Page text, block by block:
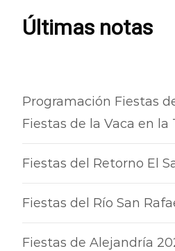
Últimas notas
Programación Fiestas
Fiestas de la Vaca en la
Fiestas del Retorno El
Fiestas del Río San
Fiestas de Alejandría